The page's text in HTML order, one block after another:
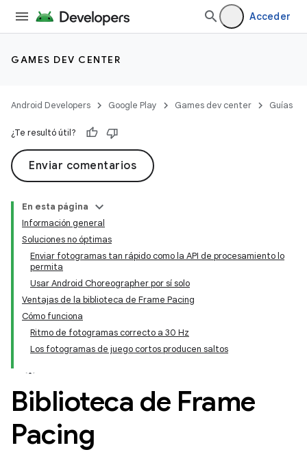
Acceder
GAMES DEV CENTER
Android Developers Google Play Games dev center Guías
¿Te resultó útil?
Enviar comentarios
En esta página
Información general
Soluciones no óptimas
Enviar fotogramas tan rápido como la API de procesamiento lo
permita
Usar Android Choreographer por sí solo
Ventajas de la biblioteca de Frame Pacing
Cómo funciona
Ritmo de fotogramas correcto a 30 Hz
Los fotogramas de juego cortos producen saltos
Biblioteca de Frame
Pacing